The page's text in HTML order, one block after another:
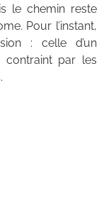
le chemin reste
Pour l’instant,
: celle d’un
contraint par les